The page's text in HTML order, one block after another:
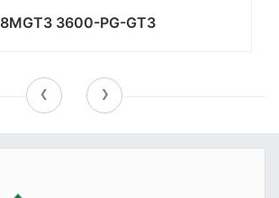
8MGT3 3600-PG-GT3
‹ ›